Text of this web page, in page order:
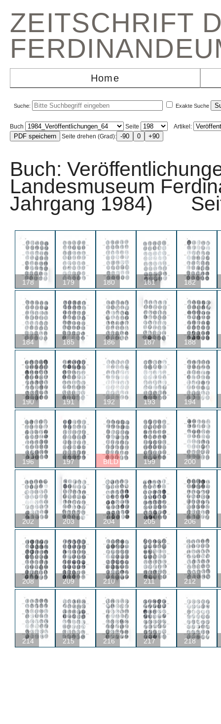
ZEITSCHRIFT
Home
Suche: Exakte Suche
Buch Seite
Artikel:
Seite drehen (Grad):
Buch:
Landesmuseum
Jahrgang 1984)
178 179 180 181 182
184 185 186 187 188
190 191 192 193 194
196 197 BILD 199 200
202 203 204 205 206
208 209 210 211 212
214 215 216 217 218